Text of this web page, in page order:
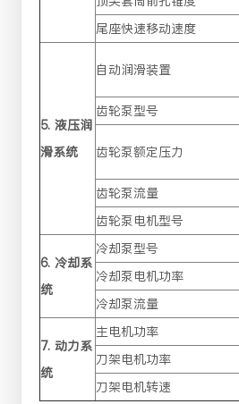
尾座快速移动速度
5. 液压润
滑系统
自动润滑装置
齿轮泵型号
齿轮泵额定压力
齿轮泵流量
齿轮泵电机型号
6. 冷却系
统
冷却泵型号
冷却泵电机功率
冷却泵流量
7. 动力系
统
主电机功率
刀架电机功率
刀架电机转速